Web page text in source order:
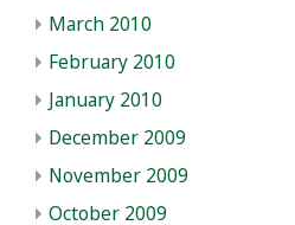
March 2010
February 2010
January 2010
December 2009
November 2009
October 2009